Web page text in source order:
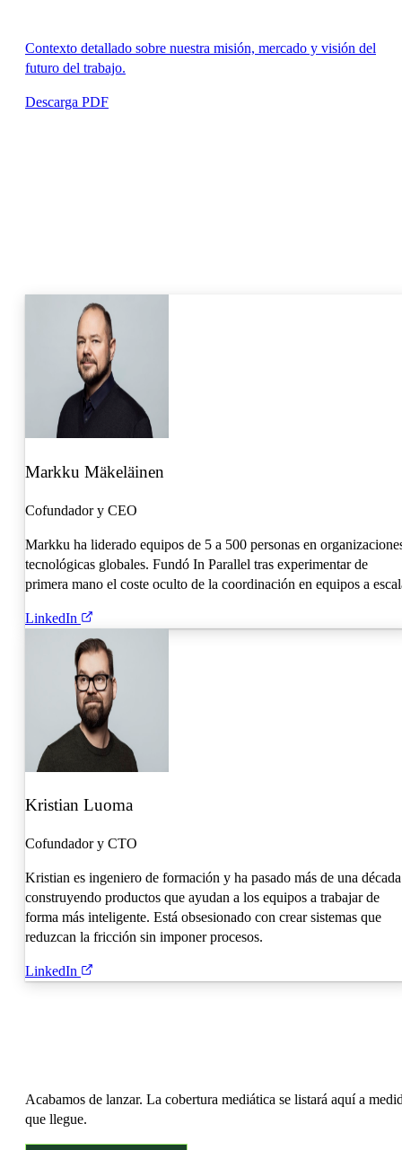
Contexto detallado sobre nuestra misión, mercado y visión del
futuro del trabajo.
Descarga PDF
Markku Mäkeläinen
Cofundador y CEO
Markku ha liderado equipos de 5 a 500 personas en
tecnológicas globales. Fundó In Parallel tras experimentar de
primera mano el coste oculto de la coordinación en equipos a
LinkedIn
Kristian Luoma
Cofundador y CTO
Kristian es ingeniero de formación y ha pasado más de una década
construyendo productos que ayudan a los equipos a trabajar de
forma más inteligente. Está obsesionado con crear sistemas que
reduzcan la fricción sin imponer procesos.
LinkedIn
Acabamos de lanzar. La cobertura mediática se listará aquí a
que llegue.